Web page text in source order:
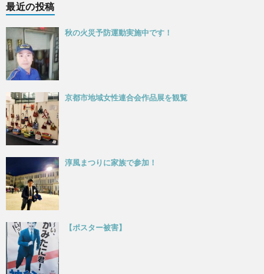
最近の投稿
秋の火災予防運動実施中です！
京都市地域女性連合会作品展を観覧
淳風まつりに家族で参加！
【ポスター被害】